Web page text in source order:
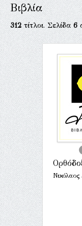
Βιβλία
312τίτλοι. Σελίδα6